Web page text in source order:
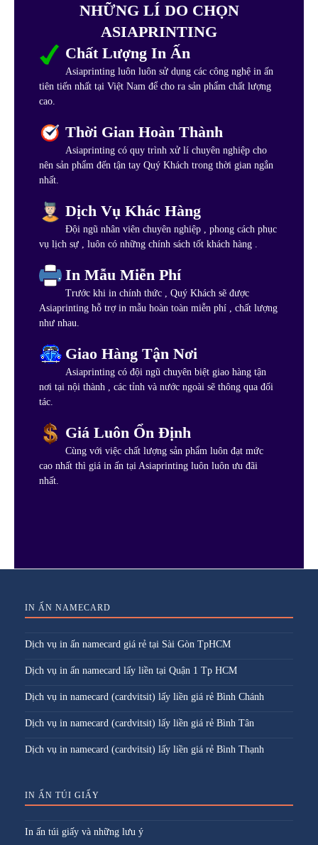
NHỮNG LÍ DO CHỌN
ASIAPRINTING
Chất Lượng In Ấn
Asiaprinting luôn luôn sử dụng các công nghệ in ấn
tiên tiến nhất tại Việt Nam để cho ra sản phẩm chất lượng
cao.
Thời Gian Hoàn Thành
Asiaprinting có quy trình xử lí chuyên nghiệp cho
nên sản phẩm đến tận tay Quý Khách trong thời gian ngắn
nhất.
Dịch Vụ Khác Hàng
Đội ngũ nhân viên chuyên nghiệp , phong cách phục
vụ lịch sự , luôn có những chính sách tốt khách hàng .
In Mẫu Miễn Phí
Trước khi in chính thức , Quý Khách sẽ được
Asiaprinting hỗ trợ in mẫu hoàn toàn miễn phí , chất lượng
như nhau.
Giao Hàng Tận Nơi
Asiaprinting có đội ngũ chuyên biệt giao hàng tận
nơi tại nội thành , các tỉnh và nước ngoài sẽ thông qua đối
tác.
Giá Luôn Ổn Định
Cùng với việc chất lượng sản phẩm luôn đạt mức
cao nhất thì giá in ấn tại Asiaprinting luôn luôn ưu đãi
nhất.
IN ẤN NAMECARD
Dịch vụ in ấn namecard giá rẻ tại Sài Gòn TpHCM
Dịch vụ in ấn namecard lấy liền tại Quận 1 Tp HCM
Dịch vụ in namecard (cardvitsit) lấy liền giá rẻ Bình Chánh
Dịch vụ in namecard (cardvitsit) lấy liền giá rẻ Bình Tân
Dịch vụ in namecard (cardvitsit) lấy liền giá rẻ Bình Thạnh
IN ẤN TÚI GIẤY
In ấn túi giấy và những lưu ý